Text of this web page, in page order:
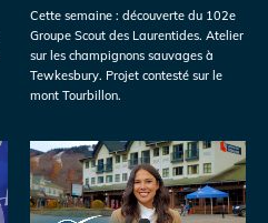
Cette semaine : découverte du 102e
Groupe Scout des Laurentides. Atelier
sur les champignons sauvages à
Tewkesbury. Projet contesté sur le
mont Tourbillon.